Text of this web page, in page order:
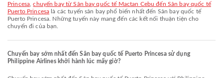
Princesa ,chuyến bay từ Sân bay quốc tế Mactan Cebu đến Sân bay quốc tế
Puerto Princesa là các tuyến sân bay phổ biến nhất đến Sân bay quốc tế
Puerto Princesa. Những tuyến này mang đến các kết nối thuận tiện cho
chuyến đi của bạn.
Chuyến bay sớm nhất đến Sân bay quốc tế Puerto Princesa sử dụng
Philippine Airlines khởi hành lúc mấy giờ?